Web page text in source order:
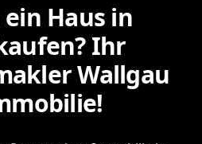
Haus in
Ihr
Wallgau